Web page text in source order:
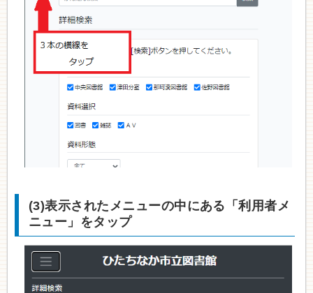
(3)表示されたメニューの中にある「利用者メ
ニュー」をタップ